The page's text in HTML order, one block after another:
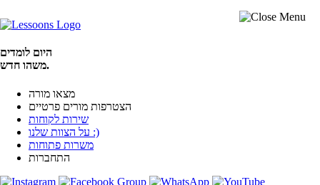
היום לומדים
משהו חדש.
מצאו מורה
הצטרפות מורים פרטיים
שירות לקוחות
על הצוות שלנו :)
משרות פתוחות
התחברות